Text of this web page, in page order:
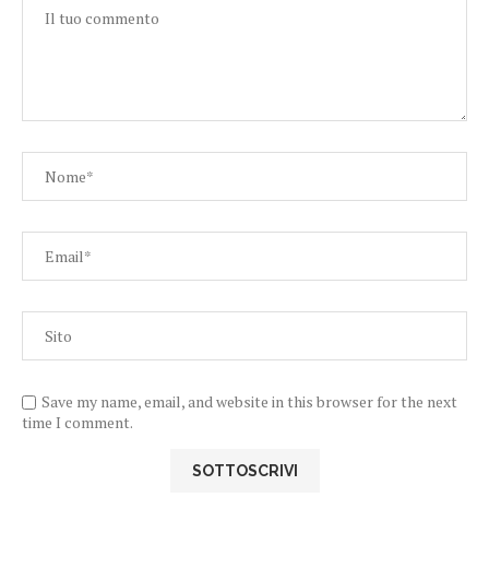
Save my name, email, and website in this browser for the next
time I comment.